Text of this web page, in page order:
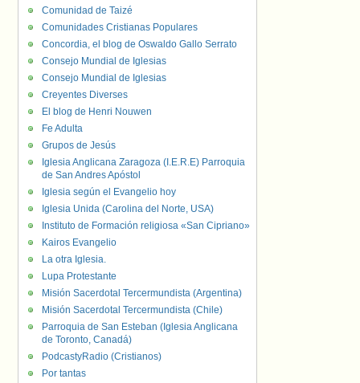
Comunidad de Taizé
Comunidades Cristianas Populares
Concordia, el blog de Oswaldo Gallo Serrato
Consejo Mundial de Iglesias
Consejo Mundial de Iglesias
Creyentes Diverses
El blog de Henri Nouwen
Fe Adulta
Grupos de Jesús
Iglesia Anglicana Zaragoza (I.E.R.E) Parroquia
de San Andres Apóstol
Iglesia según el Evangelio hoy
Iglesia Unida (Carolina del Norte, USA)
Instituto de Formación religiosa «San Cipriano»
Kairos Evangelio
La otra Iglesia.
Lupa Protestante
Misión Sacerdotal Tercermundista (Argentina)
Misión Sacerdotal Tercermundista (Chile)
Parroquia de San Esteban (Iglesia Anglicana
de Toronto, Canadá)
PodcastyRadio (Cristianos)
Por tantas